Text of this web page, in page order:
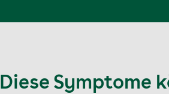
Diese Symptome